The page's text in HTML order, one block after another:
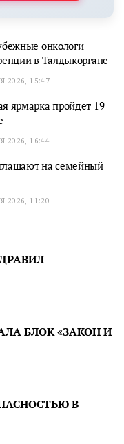
онкологи
в Талдыкоргане
2026, 15:47
ярмарка пройдет 19
2026, 16:44
на семейный
2026, 11:20
БЛОК «ЗАКОН И
В